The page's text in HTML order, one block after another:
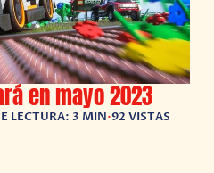
en mayo 2023
LECTURA: 3 MIN•92 VISTAS